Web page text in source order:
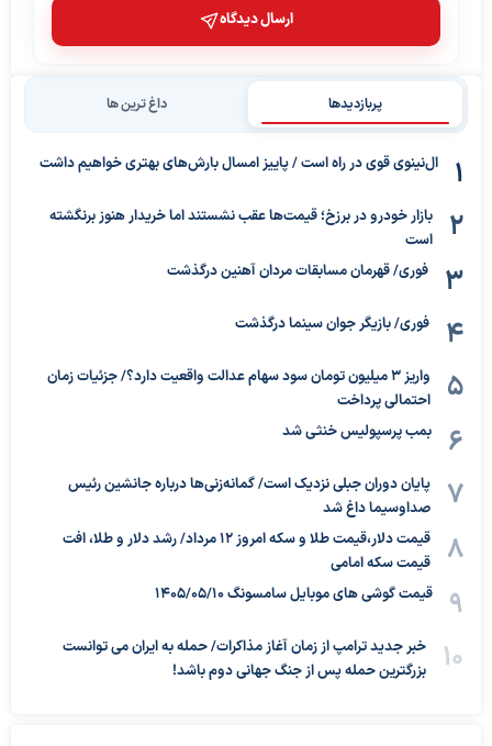
ارسال دیدگاه
پربازدیدها داغ ترین ها
ال‌نینوی قوی در راه است / پاییز امسال بارش‌های بهتری خواهیم داشت
بازار خودرو در برزخ؛ قیمت‌ها عقب نشستند اما خریدار هنوز برنگشته
است
فوری/ قهرمان مسابقات مردان آهنین درگذشت
فوری/ بازیگر جوان سینما درگذشت
واریز ۳ میلیون تومان سود سهام عدالت واقعیت دارد؟/ جزئیات زمان
احتمالی پرداخت
بمب پرسپولیس خنثی شد
پایان دوران جبلی نزدیک است/ گمانه‌زنی‌ها درباره جانشین رئیس
صداوسیما داغ شد
قیمت دلار،قیمت طلا و سکه امروز ۱۲ مرداد/ رشد دلار و طلا، افت
قیمت سکه امامی
قیمت گوشی های موبایل سامسونگ 1405/05/10
خبر جدید ترامپ از زمان آغاز مذاکرات/ حمله به ایران می توانست
بزرگترین حمله پس از جنگ جهانی دوم باشد!